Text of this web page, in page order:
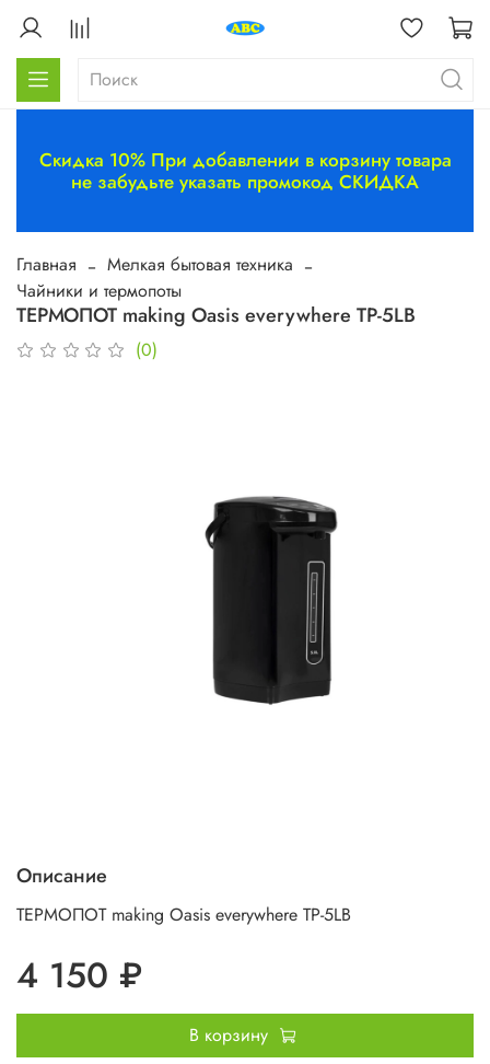
Скидка 10% При добавлении в корзину товара
не забудьте указать промокод СКИДКА
Главная
Мелкая бытовая техника
Чайники и термопоты
ТЕРМОПОТ making Oasis everywhere TP-5LB
(0)
Описание
ТЕРМОПОТ making Oasis everywhere TP-5LB
4 150 ₽
В корзину